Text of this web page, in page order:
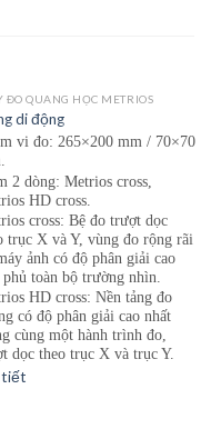
ĐO QUANG HỌC METRIOS
di động
vi đo: 265×200 mm / 70×70
2 dòng: Metrios cross,
HD cross.
cross: Bệ đo trượt dọc
trục X và Y, vùng đo rộng rãi
ảnh có độ phân giải cao
phủ toàn bộ trường nhìn.
HD cross: Nền tảng đo
có độ phân giải cao nhất
cùng một hành trình đo,
dọc theo trục X và trục Y.
tiết